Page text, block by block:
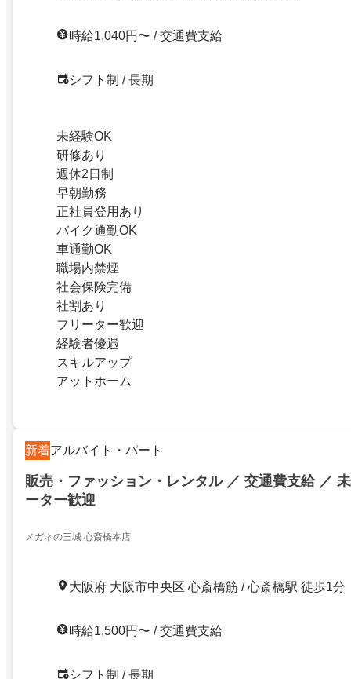
時給1,040円〜 / 交通費支給
シフト制 / 長期
未経験OK
研修あり
週休2日制
早朝勤務
正社員登用あり
バイク通勤OK
車通勤OK
職場内禁煙
社会保険完備
社割あり
フリーター歓迎
経験者優遇
スキルアップ
アットホーム
新着アルバイト・パート
販売・ファッション・レンタル ／ 交通費支給 ／
ーター歓迎
メガネの三城 心斎橋本店
大阪府 大阪市中央区 心斎橋筋 / 心斎橋駅 徒歩1分
時給1,500円〜 / 交通費支給
シフト制 / 長期